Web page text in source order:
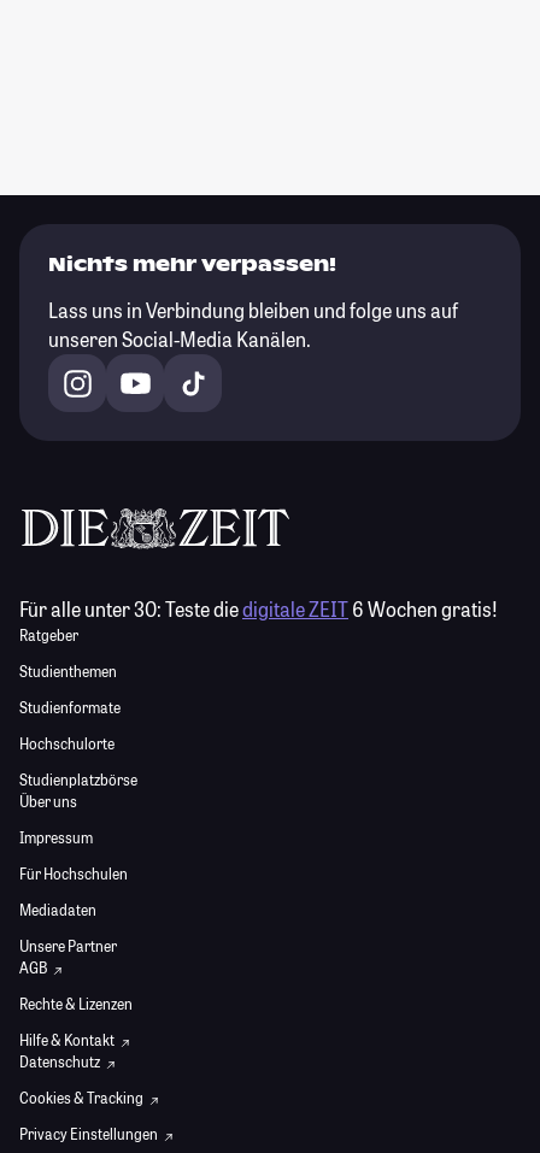
Nichts mehr verpassen!
Lass uns in Verbindung bleiben und folge uns auf
unseren Social-Media Kanälen.
Für alle unter 30:Teste diedigitale ZEIT6 Wochen gratis!
Ratgeber
Studienthemen
Studienformate
Hochschulorte
Studienplatzbörse
Über uns
Impressum
Für Hochschulen
Mediadaten
Unsere Partner
AGB
Rechte & Lizenzen
Hilfe & Kontakt
Datenschutz
Cookies & Tracking
Privacy Einstellungen